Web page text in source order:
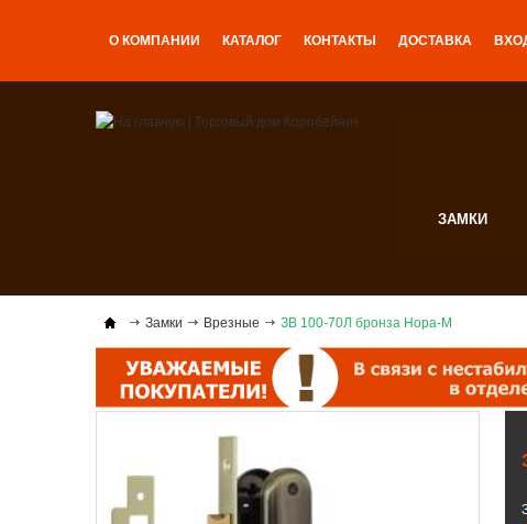
О КОМПАНИИ КАТАЛОГ КОНТАКТЫ ДОСТАВКА
ЗАМКИ
Замки Врезные ЗВ 100-70Л бронза Нора-М